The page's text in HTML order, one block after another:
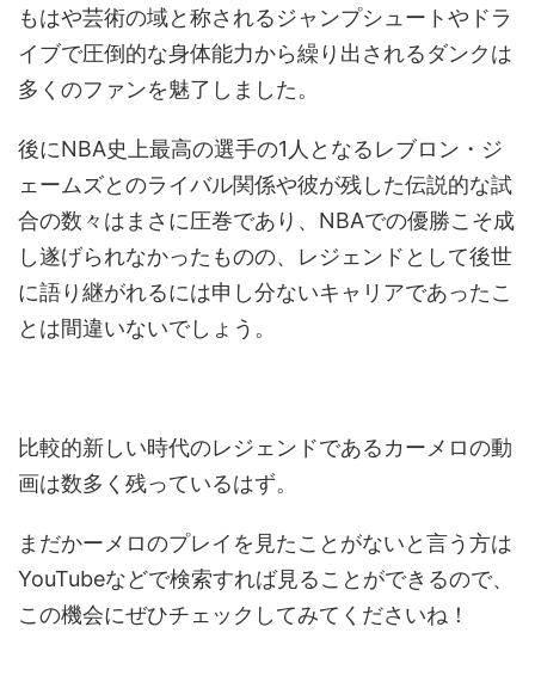
もはや芸術の域と称されるジャンプシュートやドラ
イブで圧倒的な身体能力から繰り出されるダンクは
多くのファンを魅了しました。
後にNBA史上最高の選手の1人となるレブロン・ジ
ェームズとのライバル関係や彼が残した伝説的な試
合の数々はまさに圧巻であり、NBAでの優勝こそ成
し遂げられなかったものの、レジェンドとして後世
に語り継がれるには申し分ないキャリアであったこ
とは間違いないでしょう。
比較的新しい時代のレジェンドであるカーメロの動
画は数多く残っているはず。
まだかーメロのプレイを見たことがないと言う方は
YouTubeなどで検索すれば見ることができるので、
この機会にぜひチェックしてみてくださいね！